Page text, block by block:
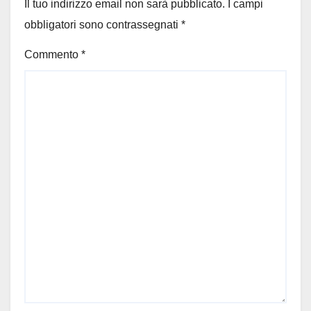
Il tuo indirizzo email non sarà pubblicato.
I campi
obbligatori sono contrassegnati *
Commento *